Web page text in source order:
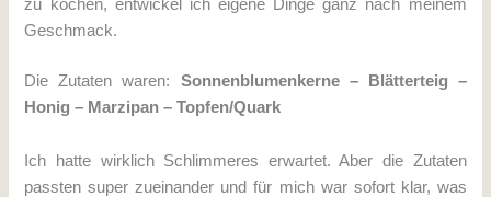
zu kochen, entwickel ich eigene Dinge ganz nach meinem
Geschmack.
Die Zutaten waren: Sonnenblumenkerne – Blätterteig –
Honig – Marzipan – Topfen/Quark
Ich hatte wirklich Schlimmeres erwartet. Aber die Zutaten
passten super zueinander und für mich war sofort klar, was